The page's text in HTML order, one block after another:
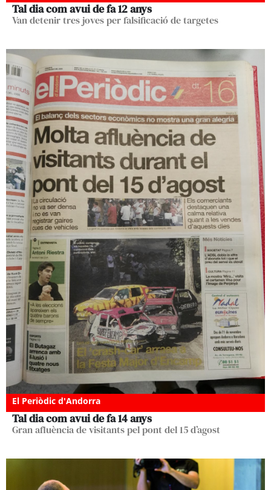
Tal dia com avui de fa 12 anys
Van detenir tres joves per falsificació de targetes
El Periòdic d'Andorra
Tal dia com avui de fa 14 anys
Gran afluència de visitants pel pont del 15 d’agost